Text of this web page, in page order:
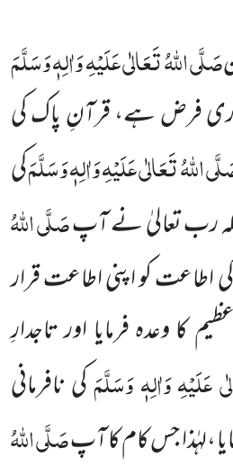
صَلَّی اللہُ تَعَالٰی عَلَیْہِ وَاٰلِہٖ وَسَلَّمَ
فرض ہے، قرآنِ پاک کی
اللہُ تَعَالٰی عَلَیْہِ وَاٰلِہٖ وَسَلَّمَکی
رب تعالیٰ نے آپصَلَّی اللہُ
کی اطاعت کو اپنی اطاعت قرار
کا وعدہ فرمایا اور تاجدارِ
عَلَیْہِ وَاٰلِہٖ وَسَلَّمَکی نافرمانی
،لہٰذا جس کام کا آپصَلَّی اللہُ